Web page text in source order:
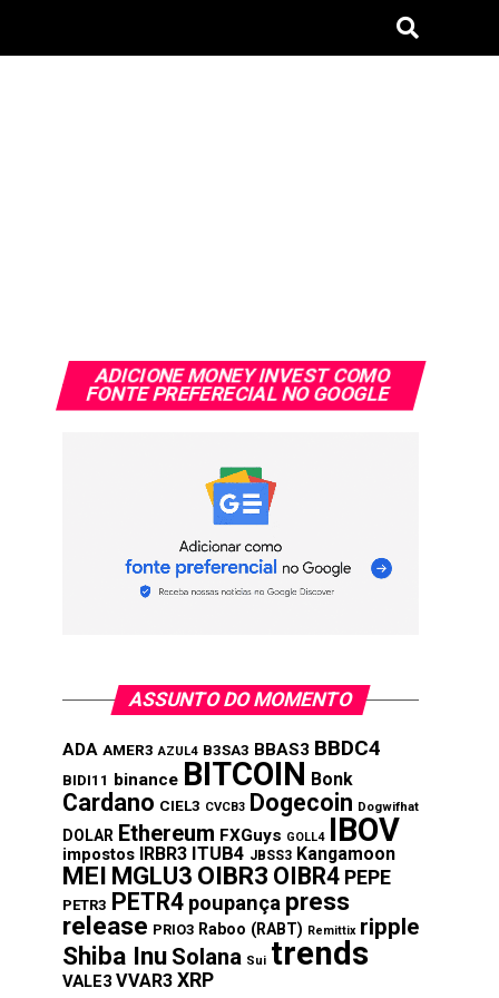
ADICIONE MONEY INVEST COMO
FONTE PREFERECIAL NO GOOGLE
ASSUNTO DO MOMENTO
ADA AMER3 AZUL4 B3SA3 BBAS3 BBDC4
BIDI11 binance BITCOIN Bonk
Cardano CIEL3 CVCB3 Dogecoin Dogwifhat
DOLAR Ethereum FXGuys GOLL4 IBOV
impostos IRBR3 ITUB4 JBSS3 Kangamoon
MEI MGLU3 OIBR3 OIBR4 PEPE
PETR3 PETR4 poupança press
release PRIO3 Raboo (RABT) Remittix ripple
Shiba Inu Solana Sui trends
VALE3 VVAR3 XRP